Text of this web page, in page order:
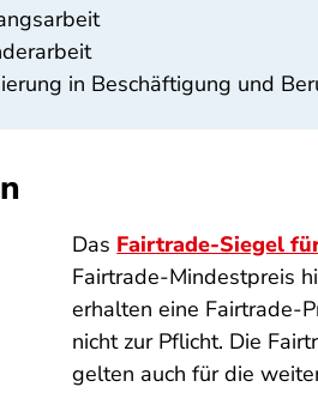
in Beschäftigung und
Das Fairtrade-Siegel
Fairtrade-Mindestpreis
erhalten eine Fairtrade-
nicht zur Pflicht. Die
gelten auch für die